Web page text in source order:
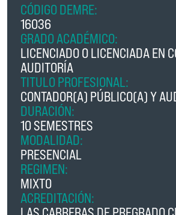
CÓDIGO DEMRE:
16036
GRADO ACADÉMICO:
LICENCIADO O LICENCIADA EN
AUDITORÍA
TITULO PROFESIONAL:
CONTADOR(A) PÚBLICO(A) Y
DURACIÓN:
10 SEMESTRES
MODALIDAD:
PRESENCIAL
REGIMEN:
MIXTO
ACREDITACIÓN: